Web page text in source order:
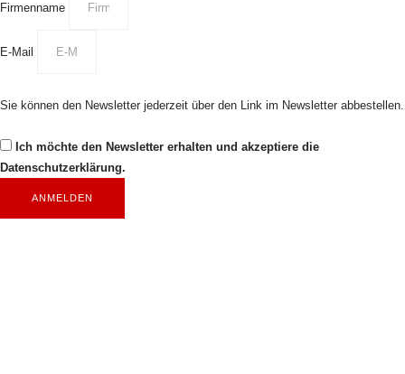
Firmenname
E-Mail
Sie können den Newsletter jederzeit über den Link im Newsletter abbestellen.
Ich möchte den Newsletter erhalten und akzeptiere die
Datenschutzerklärung.
ANMELDEN